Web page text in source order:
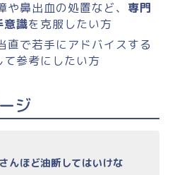
や鼻出血の処置など、 専門
意識を克服したい方
直で若手にアドバイスする
て参考にしたい方
ジ
んほど油断してはいけな